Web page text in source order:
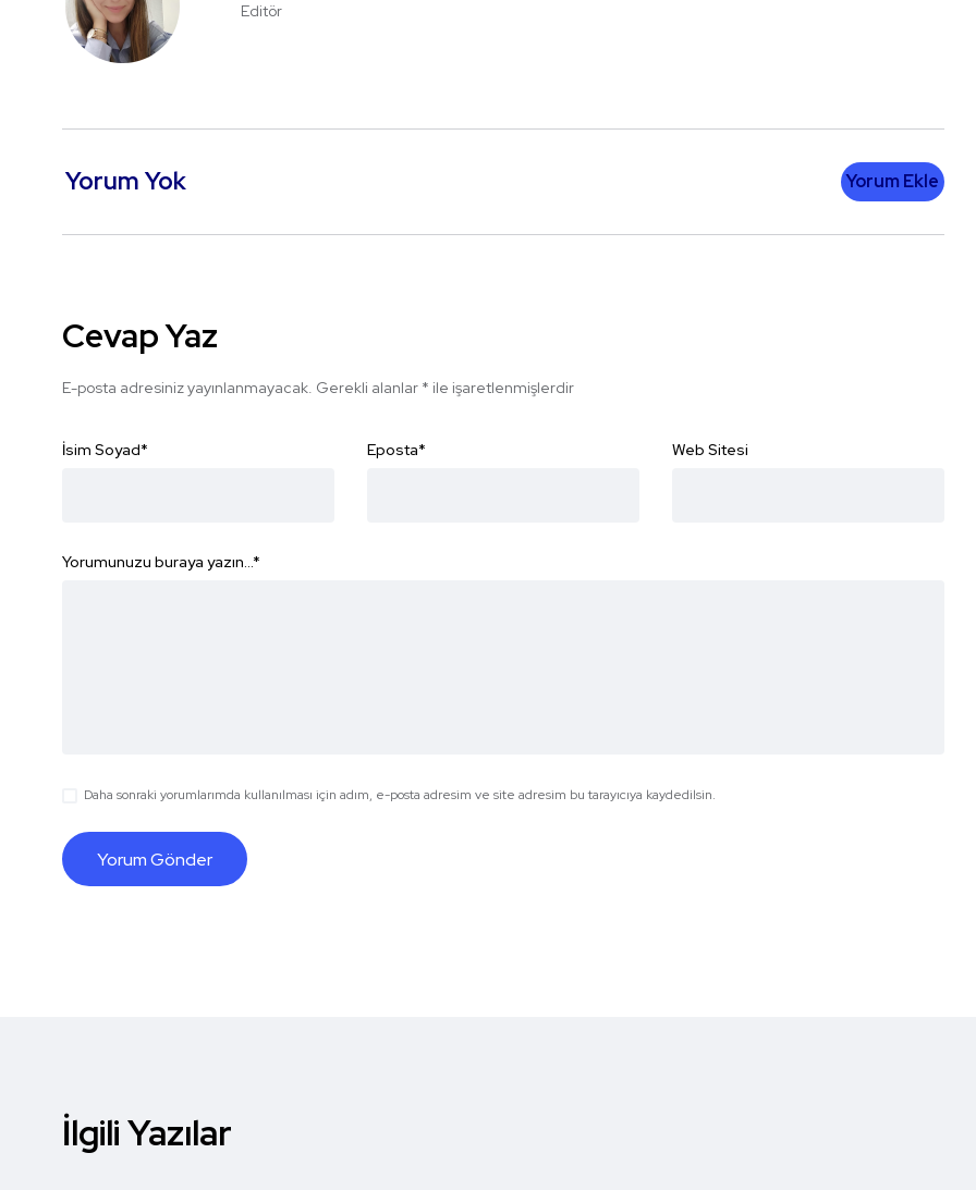
Editör
Yorum Yok Yorum Ekle
Cevap Yaz
E-posta adresiniz yayınlanmayacak. Gerekli alanlar * ile işaretlenmişlerdir
İsim Soyad* Eposta* Web Sitesi
Yorumunuzu buraya yazın...*
Daha sonraki yorumlarımda kullanılması için adım, e-posta adresim ve site adresim bu tarayıcıya kaydedilsin.
İlgili Yazılar